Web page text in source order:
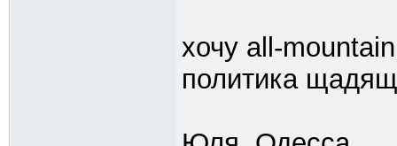
хочу all-
политика